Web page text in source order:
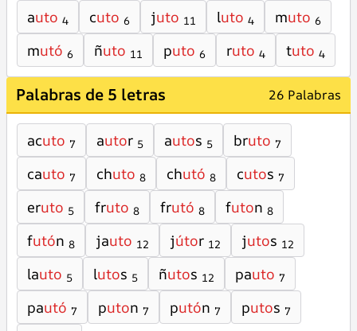
auto 4 cuto 6 juto 11 luto 4 muto 6
mutó 6 ñuto 11 puto 6 ruto 4 tuto 4
Palabras de 5 letras 26 Palabras
acuto 7 autor 5 autos 5 bruto 7
cauto 7 chuto 8 chutó 8 cutos 7
eruto 5 fruto 8 frutó 8 futon 8
futón 8 jauto 12 jútor 12 jutos 12
lauto 5 lutos 5 ñutos 12 pauto 7
pautó 7 puton 7 putón 7 putos 7